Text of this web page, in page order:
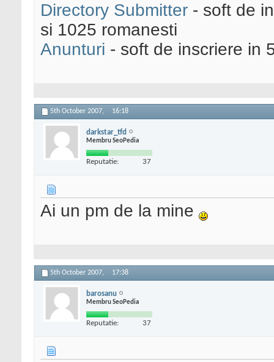
Directory Submitter - soft de
si 1025 romanesti
Anunturi - soft de inscriere in
5th October 2007, 16:18
darkstar_tfd
Membru SeoPedia
Reputatie: 37
Ai un pm de la mine
5th October 2007, 17:38
barosanu
Membru SeoPedia
Reputatie: 37